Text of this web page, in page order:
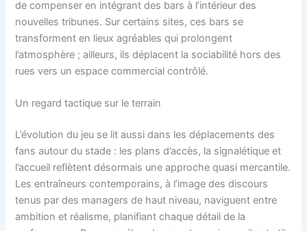
de compenser en intégrant des bars à l’intérieur des
nouvelles tribunes. Sur certains sites, ces bars se
transforment en lieux agréables qui prolongent
l’atmosphère ; ailleurs, ils déplacent la sociabilité hors des
rues vers un espace commercial contrôlé.
Un regard tactique sur le terrain
L’évolution du jeu se lit aussi dans les déplacements des
fans autour du stade : les plans d’accès, la signalétique et
l’accueil reflètent désormais une approche quasi mercantile.
Les entraîneurs contemporains, à l’image des discours
tenus par des managers de haut niveau, naviguent entre
ambition et réalisme, planifiant chaque détail de la